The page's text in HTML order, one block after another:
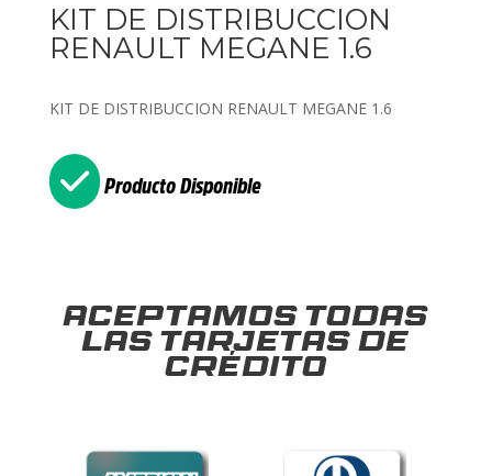
KIT DE DISTRIBUCCION
RENAULT MEGANE 1.6
KIT DE DISTRIBUCCION RENAULT MEGANE 1.6
Producto Disponible
Aceptamos todas
las tarjetas de
crédito